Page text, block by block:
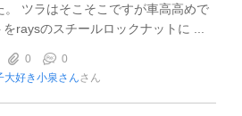
ツラはそこそこですが車高高めで
raysのスチールロックナットに ...
0
0
大好き小泉さんさん